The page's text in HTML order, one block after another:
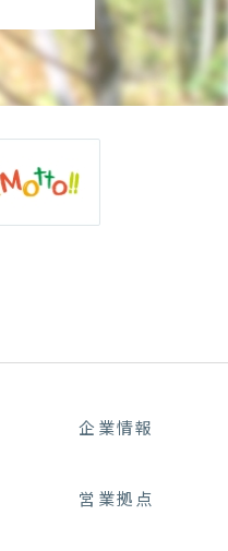
企業情報
営業拠点